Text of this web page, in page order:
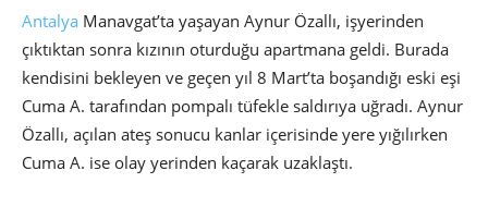
Antalya Manavgat’ta yaşayan Aynur Özallı, işyerinden
çıktıktan sonra kızının oturduğu apartmana geldi. Burada
kendisini bekleyen ve geçen yıl 8 Mart’ta boşandığı eski eşi
Cuma A. tarafından pompalı tüfekle saldırıya uğradı. Aynur
Özallı, açılan ateş sonucu kanlar içerisinde yere yığılırken
Cuma A. ise olay yerinden kaçarak uzaklaştı.